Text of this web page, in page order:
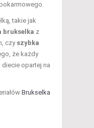
takie jak
brukselka z
czy szybka
że każdy
opartej na
Brukselka